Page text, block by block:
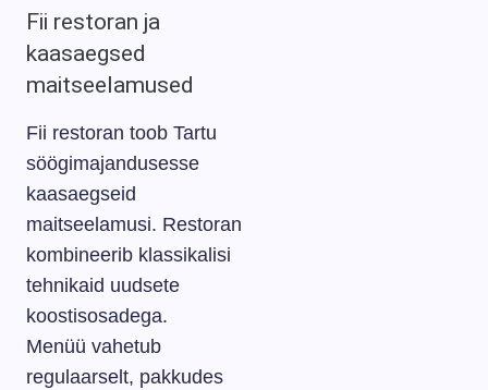
Fii restoran ja
kaasaegsed
maitseelamused
Fii restoran toob Tartu
söögimajandusesse
kaasaegseid
maitseelamusi. Restoran
kombineerib klassikalisi
tehnikaid uudsete
koostisosadega.
Menüü vahetub
regulaarselt, pakkudes